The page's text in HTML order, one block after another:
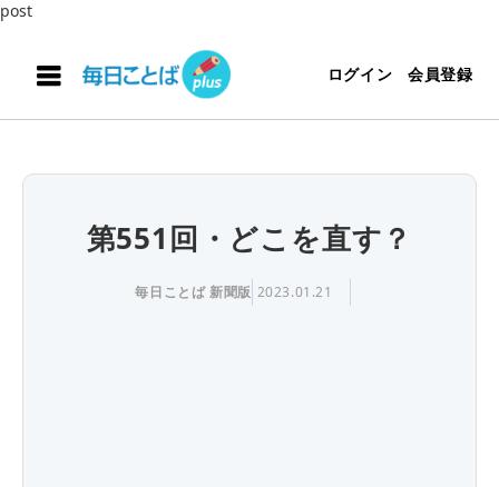
post
ログイン 会員登録
第551回・どこを直す？
毎日ことば 新聞版 2023.01.21